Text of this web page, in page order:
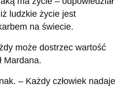
ludzkie życie jest
na świecie.
może dostrzec wartość
Mardana.
– Każdy człowiek nadaje